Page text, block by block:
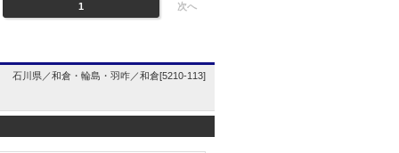
1 次へ
石川県／和倉・輪島・羽咋／和倉[5210-113]